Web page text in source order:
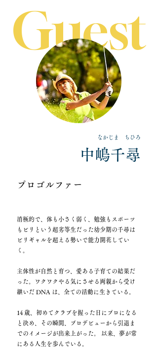
Guest
なかじま ちひろ
中嶋千尋
プロゴルファー
消極的で、体も小さく弱く、勉強もスポーツ
もビリという超劣等生だった幼少期の千尋は
ビリギャルを超える勢いで能力開花してい
く。
主体性が自然と育つ、愛ある子育ての結果だ
った。ワクワクやる気にさせる両親から受け
継いだ DNA は、全ての活動に生きている。
14 歳、初めてクラブを握った日にプロになる
と決め、その瞬間、プロデビューから引退ま
でのイメージが出来上がった。 以来、夢が常
にある人生を歩んでいる。